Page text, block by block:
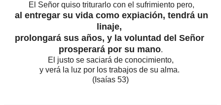
El Señor quiso triturarlo con el sufrimiento pero,
al entregar su vida como expiación, tendrá un
linaje,
prolongará sus años, y la voluntad del Señor
prosperará por su mano.
El justo se saciará de conocimiento,
y verá la luz por los trabajos de su alma.
(Isaías 53)